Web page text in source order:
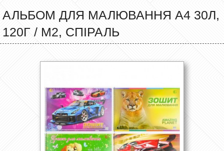
АЛЬБОМ ДЛЯ МАЛЮВАННЯ А4 30Л,
120Г / М2, СПІРАЛЬ